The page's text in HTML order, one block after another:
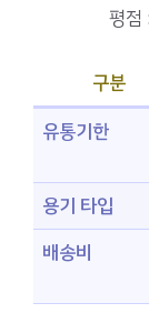
평
구분
유통기한
용기 타입
배송비